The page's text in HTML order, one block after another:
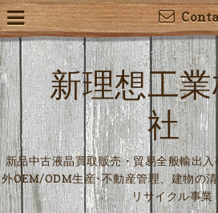
新理想工
社
新品中古液晶買取販売・貿易全般輸出
外OEM/ODM生産･不動産管理、建物の
リサイクル事